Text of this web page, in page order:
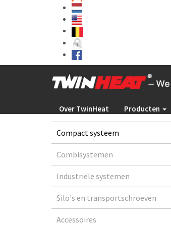
Over TwinHeat Producten
Compact systeem
Combisystemen
Industriële systemen
Silo's en transportschroeven
Accessoires